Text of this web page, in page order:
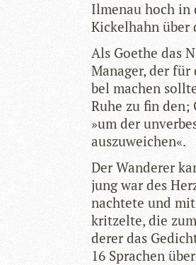
Ilmenau hoch in
Kickel­hahn über
Als Goe­the das
Mana­ger, der
bel machen
Ruhe zu fin den;
»um der
auszuweichen«.
Der Wan­de­rer
jung war des
nach­tete und
krit­zelte, die
de­rer das
16 Spra­chen